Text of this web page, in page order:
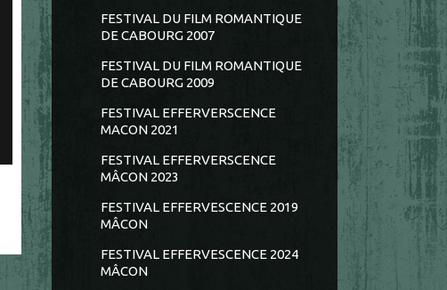
FESTIVAL DU FILM ROMANTIQUE
DE CABOURG 2007
FESTIVAL DU FILM ROMANTIQUE
DE CABOURG 2009
FESTIVAL EFFERVERSCENCE
MACON 2021
FESTIVAL EFFERVERSCENCE
MÂCON 2023
FESTIVAL EFFERVESCENCE 2019
MÂCON
FESTIVAL EFFERVESCENCE 2024
MÂCON